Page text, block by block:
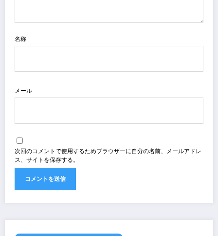
名称
メール
次回のコメントで使用するためブラウザーに自分の名前、メールアドレ
ス、サイトを保存する。